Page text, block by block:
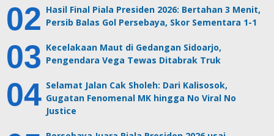
Hasil Final Piala Presiden 2026: Bertahan 3 Menit,
Persib Balas Gol Persebaya, Skor Sementara 1-1
Kecelakaan Maut di Gedangan Sidoarjo,
Pengendara Vega Tewas Ditabrak Truk
Selamat Jalan Cak Sholeh: Dari Kalisosok,
Gugatan Fenomenal MK hingga No Viral No
Justice